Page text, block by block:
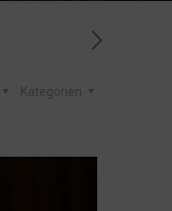
Kategorien